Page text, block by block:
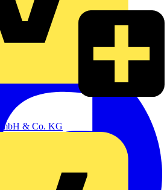
& Co. KG
Datenschutzerklärung